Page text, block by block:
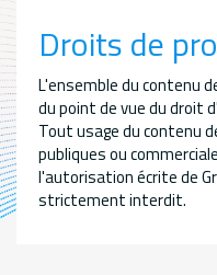
Droits de
L'ensemble du contenu
du point de vue du droit
Tout usage du contenu
publiques ou
l'autorisation écrite de
strictement interdit.